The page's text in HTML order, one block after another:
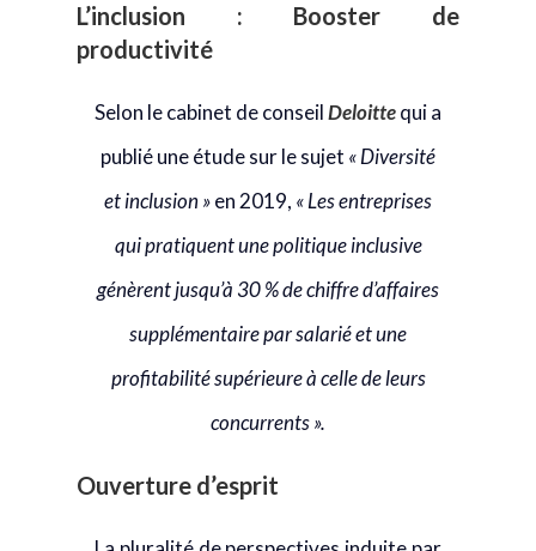
L’inclusion : Booster de
productivité
Selon le cabinet de conseilDeloittequi a
publié une étude sur le sujet « Diversité
et inclusion »en 2019, « Les entreprises
qui pratiquent une politique inclusive
génèrent jusqu’à 30 % de chiffre d’affaires
supplémentaire par salarié et une
profitabilité supérieure à celle de leurs
concurrents ».
Ouverture d’esprit